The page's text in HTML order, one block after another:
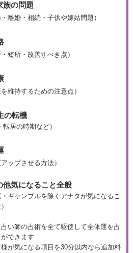
の問題
・離婚・相続・子供や嫁姑問題）
・短所・改善すべき点）
を維持するための注意点）
の転機
転居の時期など）
アップさせる方法）
気になること全般
・ギャンブルを除くアナタが気になるこ
い師の占術を全て駆使して全体運を占
できます
が気になる項目を30分以内なら追加料